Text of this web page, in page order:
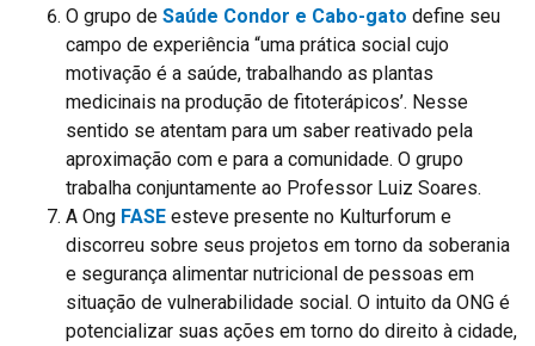
O grupo de Saúde Condor e Cabo-gato define seu
campo de experiência “uma prática social cujo
motivação é a saúde, trabalhando as plantas
medicinais na produção de fitoterápicos’. Nesse
sentido se atentam para um saber reativado pela
aproximação com e para a comunidade. O grupo
trabalha conjuntamente ao Professor Luiz Soares.
A Ong FASE esteve presente no Kulturforum e
discorreu sobre seus projetos em torno da soberania
e segurança alimentar nutricional de pessoas em
situação de vulnerabilidade social. O intuito da ONG é
potencializar suas ações em torno do direito à cidade,